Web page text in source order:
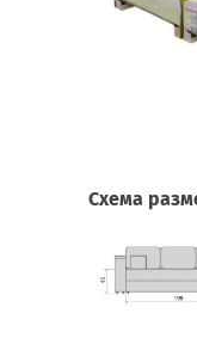
Схема